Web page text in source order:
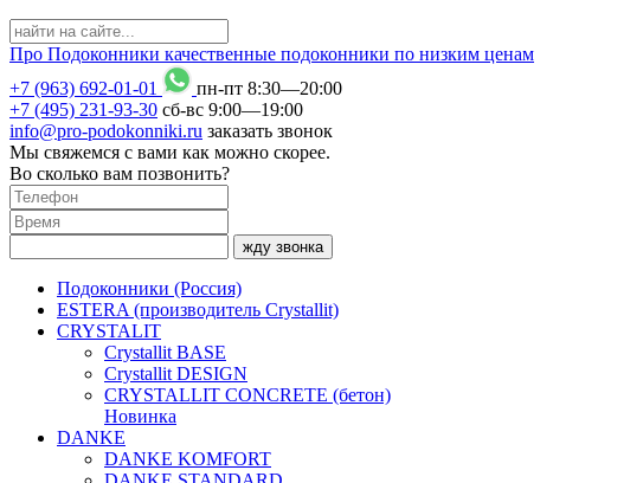
Про Подоконники качественные подоконники по низким ценам
+7 (963) 692-01-01
пн-пт 8:30—20:00
+7 (495) 231-93-30 сб-вс 9:00—19:00
info@pro-podokonniki.ru заказать звонок
Мы свяжемся с вами как можно скорее.
Во сколько вам позвонить?
жду звонка
Подоконники (Россия)
ESTERA (производитель Crystallit)
CRYSTALIT
Crystallit BASE
Crystallit DESIGN
CRYSTALLIT CONCRETE (бетон)
Новинка
DANKE
DANKE KOMFORT